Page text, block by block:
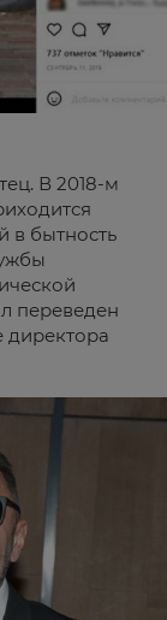
В 2018-м
в бытность
переведен
директора